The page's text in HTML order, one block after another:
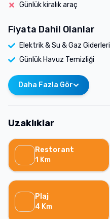
Günlük kiralık araç
Fiyata Dahil Olanlar
Elektrik & Su & Gaz Giderleri
Günlük Havuz Temizliği
Daha Fazla Gör
Uzaklıklar
Restorant
1 Km
Plaj
4 Km